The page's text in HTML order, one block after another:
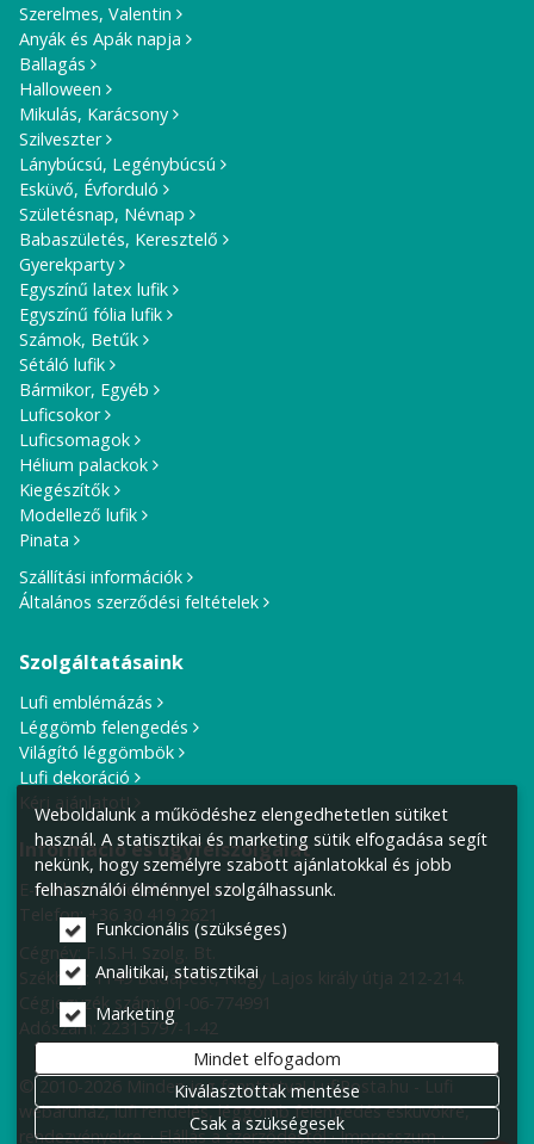
Szerelmes, Valentin
Anyák és Apák napja
Ballagás
Halloween
Mikulás, Karácsony
Szilveszter
Lánybúcsú, Legénybúcsú
Esküvő, Évforduló
Születésnap, Névnap
Babaszületés, Keresztelő
Gyerekparty
Egyszínű latex lufik
Egyszínű fólia lufik
Számok, Betűk
Sétáló lufik
Bármikor, Egyéb
Luficsokor
Luficsomagok
Hélium palackok
Kiegészítők
Modellező lufik
Pinata
Szállítási információk
Általános szerződési feltételek
Szolgáltatásaink
Lufi emblémázás
Léggömb felengedés
Világító léggömbök
Lufi dekoráció
Kérj ajánlatot!
Információ és ügyfélszolgálat
E-mail cím:info@lufiposta.hu
Telefon:+36 30 419 2621
Cégnév: F.I.S.H. Szolg. Bt.
Székhely: 1149 Budapest, Nagy Lajos király útja 212-214.
Cégjegyzék szám: 01-06-774991
Adószám: 22315797-1-42
© 2010-2026 Minden jog fenntartva! LufiPosta.hu - Lufi
webáruház, lufi rendelés, léggömb felengedés esküvőkre,
rendezvényekre. Elállás a szerződéstől Impresszum
Weboldalunk a működéshez elengedhetetlen sütiket
használ. A statisztikai és marketing sütik elfogadása segít
nekünk, hogy személyre szabott ajánlatokkal és jobb
felhasználói élménnyel szolgálhassunk.
Funkcionális (szükséges)
Analitikai, statisztikai
Marketing
Mindet elfogadom
Kiválasztottak mentése
Csak a szükségesek